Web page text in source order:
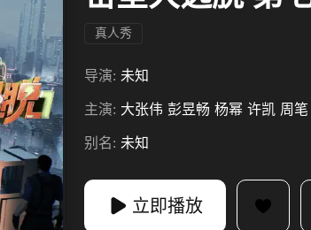
真人秀
导演: 未知
主演: 大张伟 彭昱畅 杨幂 许凯 周笔
别名: 未知
立即播放